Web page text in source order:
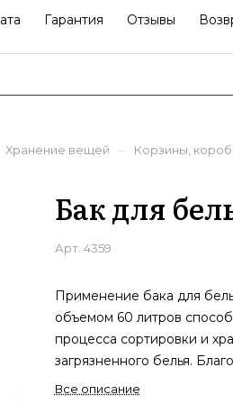
Гарантия Отзывы
Хранение вещей – Корзины,
Бак для
Арт. 4359
Применение бака для
объемом 60 литров
процесса сортировки и
загрязненного белья.
черному дизайну, этот
Все описание